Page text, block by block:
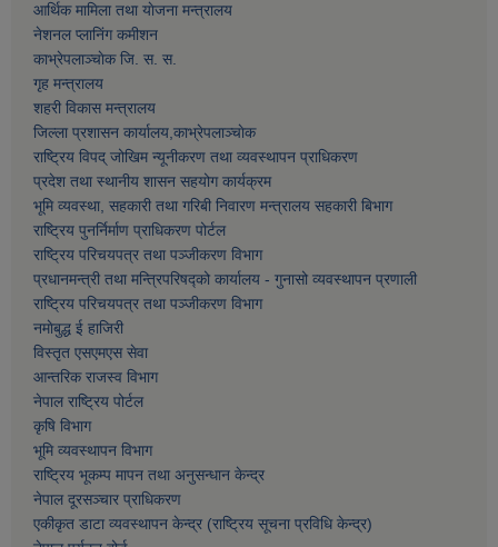
आर्थिक मामिला तथा याेजना मन्त्रालय
नेशनल प्लानिंग कमीशन
काभ्रेपलाञ्चाेक जि. स. स.
गृह मन्त्रालय
शहरी विकास मन्त्रालय
जिल्ला प्रशासन कार्यालय,काभ्रेपलाञ्चाेक
राष्ट्रिय विपद् जोखिम न्यूनीकरण तथा व्यवस्थापन प्राधिकरण
प्रदेश तथा स्थानीय शासन सहयोग कार्यक्रम
भूमि व्यवस्था, सहकारी तथा गरिबी निवारण मन्त्रालय सहकारी बिभाग
राष्ट्रिय पुनर्निर्माण प्राधिकरण पोर्टल
राष्ट्रिय परिचयपत्र तथा पञ्जीकरण विभाग
प्रधानमन्त्री तथा मन्त्रिपरिषद्को कार्यालय - गुनासो व्यवस्थापन प्रणाली
राष्ट्रिय परिचयपत्र तथा पञ्जीकरण विभाग
नमाेबुद्ध ई हाजिरी
विस्तृत एसएमएस सेवा
आन्तरिक राजस्व विभाग
नेपाल राष्ट्रिय पोर्टल
कृषि विभाग
भूमि व्यवस्थापन विभाग
राष्ट्रिय भूकम्प मापन तथा अनुसन्धान केन्द्र
नेपाल दूरसञ्चार प्राधिकरण
एकीकृत डाटा व्यवस्थापन केन्द्र (राष्ट्रिय सूचना प्रविधि केन्द्र)